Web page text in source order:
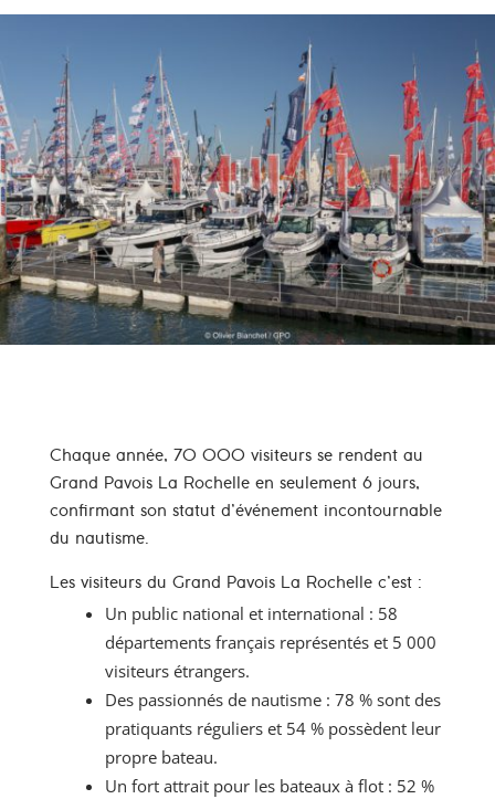
Chaque année, 70 000 visiteurs se rendent au
Grand Pavois La Rochelle en seulement 6 jours,
confirmant son statut d’événement incontournable
du nautisme.
Les visiteurs du Grand Pavois La Rochelle c’est :
Un public national et international : 58
départements français représentés et 5 000
visiteurs étrangers.
Des passionnés de nautisme : 78 % sont des
pratiquants réguliers et 54 % possèdent leur
propre bateau.
Un fort attrait pour les bateaux à flot : 52 %